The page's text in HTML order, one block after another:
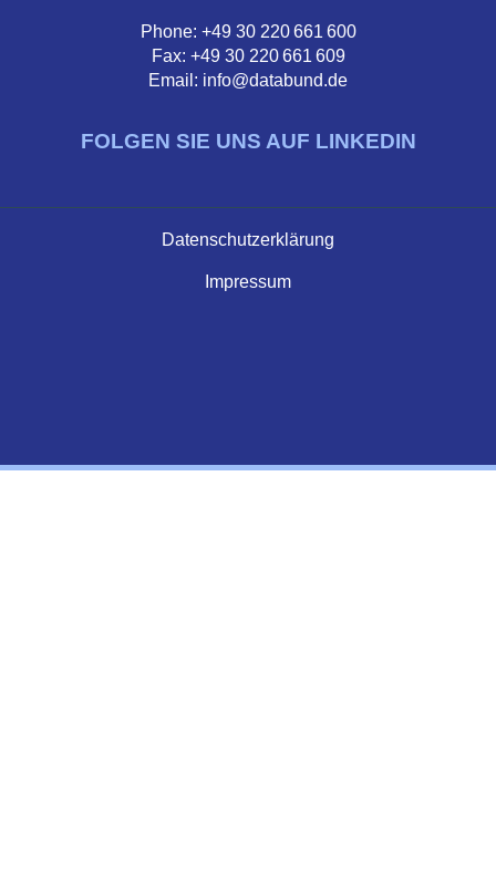
Phone: +49 30 220 661 600
Fax: +49 30 220 661 609
Email: info@databund.de
FOLGEN SIE UNS AUF LINKEDIN
Datenschutzerklärung
Impressum